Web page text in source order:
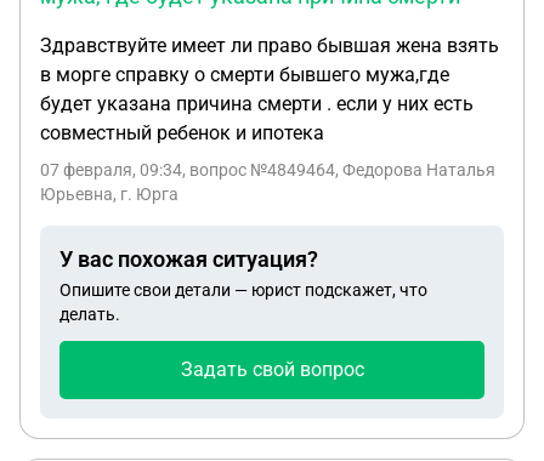
Здравствуйте имеет ли право бывшая жена взять
в морге справку о смерти бывшего мужа,где
будет указана причина смерти . если у них есть
совместный ребенок и ипотека
07 февраля, 09:34, вопрос №4849464, Федорова Наталья
Юрьевна, г. Юрга
У вас похожая ситуация?
Опишите свои детали — юрист подскажет, что
делать.
Задать свой вопрос